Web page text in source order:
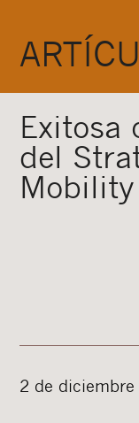
Exitosa
del
2 de